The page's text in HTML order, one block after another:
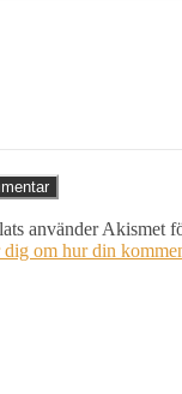
använder Akismet
om hur din